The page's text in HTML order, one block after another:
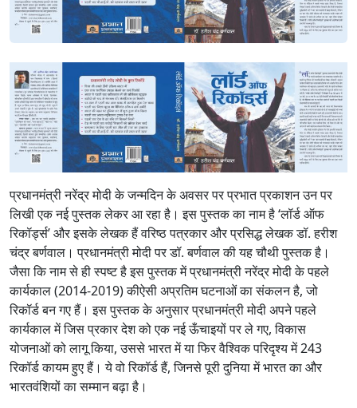
प्रधानमंत्री नरेंद्र मोदी के जन्मदिन के अवसर पर प्रभात प्रकाशन उन पर
लिखी एक नई पुस्तक लेकर आ रहा है। इस पुस्तक का नाम है ‘लॉर्ड ऑफ
रिकॉर्ड्स’ और इसके लेखक हैं वरिष्ठ पत्रकार और प्रसिद्ध लेखक डॉ. हरीश
चंद्र बर्णवाल। प्रधानमंत्री मोदी पर डॉ. बर्णवाल की यह चौथी पुस्तक है।
जैसा कि नाम से ही स्पष्ट है इस पुस्तक में प्रधानमंत्री नरेंद्र मोदी के पहले
कार्यकाल (2014-2019) कीऐसी अप्रतिम घटनाओं का संकलन है, जो
रिकॉर्ड बन गए हैं। इस पुस्तक के अनुसार प्रधानमंत्री मोदी अपने पहले
कार्यकाल में जिस प्रकार देश को एक नई ऊँचाइयों पर ले गए, विकास
योजनाओं को लागू किया, उससे भारत में या फिर वैश्विक परिदृश्य में 243
रिकॉर्ड कायम हुए हैं। ये वो रिकॉर्ड हैं, जिनसे पूरी दुनिया में भारत का और
भारतवंशियों का सम्मान बढ़ा है।